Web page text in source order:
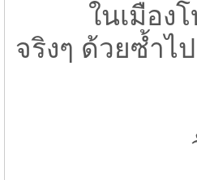
ในเมืองโบร
จริงๆ ด้วยซ้ำไป
วันนี้จะพา